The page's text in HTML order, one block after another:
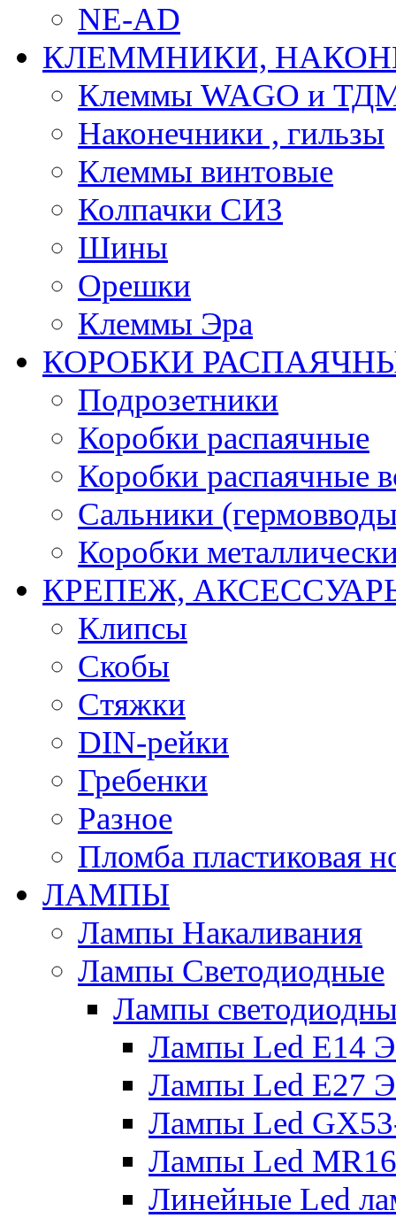
NE-AD
КЛЕММНИКИ,
Клеммы WAGO и
Наконечники , гильзы
Клеммы винтовые
Колпачки СИЗ
Шины
Орешки
Клеммы Эра
КОРОБКИ
Подрозетники
Коробки распаячные
Коробки распаячные
Сальники
Коробки
КРЕПЕЖ,
Клипсы
Скобы
Стяжки
DIN-рейки
Гребенки
Разное
Пломба пластиковая
ЛАМПЫ
Лампы Накаливания
Лампы Светодиодные
Лампы
Лампы Led E14
Лампы Led E27
Лампы Led
Лампы Led
Линейные Led